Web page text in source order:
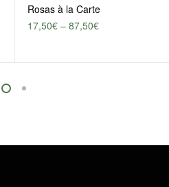
Rosas à la Carte
17,50€ – 87,50€